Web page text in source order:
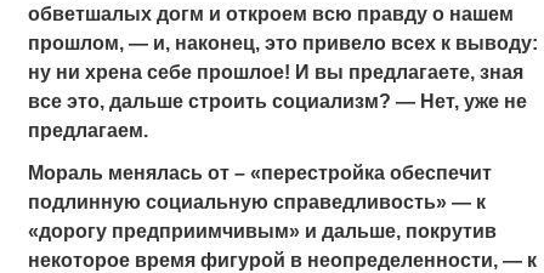
обветшалых догм и откроем всю правду о нашем
прошлом, — и, наконец, это привело всех к выводу:
ну ни хрена себе прошлое! И вы предлагаете, зная
все это, дальше строить социализм? — Нет, уже не
предлагаем.
Мораль менялась от – «перестройка обеспечит
подлинную социальную справедливость» — к
«дорогу предприимчивым» и дальше, покрутив
некоторое время фигурой в неопределенности, — к